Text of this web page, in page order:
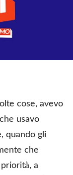
cose, avevo
usavo
quando gli
che
a